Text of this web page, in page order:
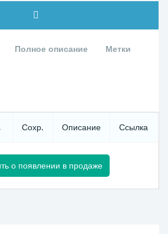
Полное описание Метки
Сохр. Описание Ссылка
о появлении в продаже